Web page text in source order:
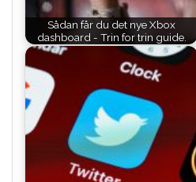
Sådan får du det nye Xbox
dashboard - Trin for trin guide.